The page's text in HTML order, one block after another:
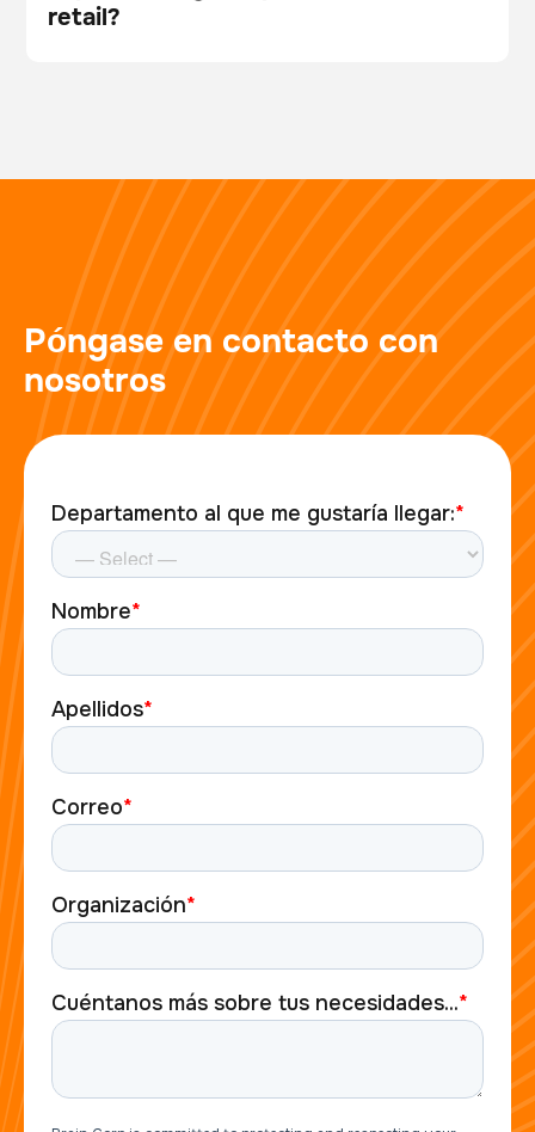
retail?
Póngase en contacto con
nosotros